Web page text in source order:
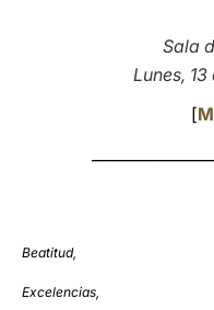
Sala
Lunes,
[
Beatitud,
Excelencias,